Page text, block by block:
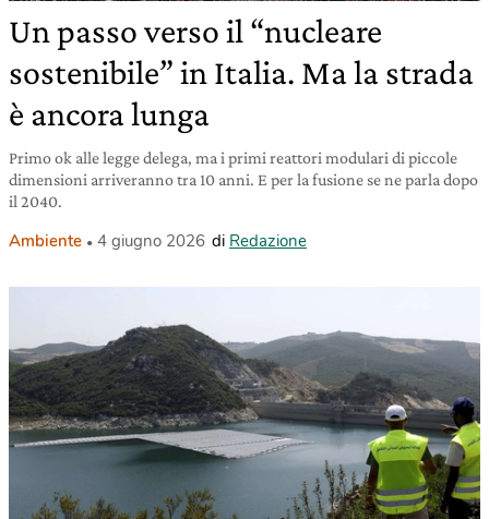
Un passo verso il “nucleare
sostenibile” in Italia. Ma la strada
è ancora lunga
Primo ok alle legge delega, ma i primi reattori modulari di piccole
dimensioni arriveranno tra 10 anni. E per la fusione se ne parla dopo
il 2040.
Ambiente 4 giugno 2026 di Redazione